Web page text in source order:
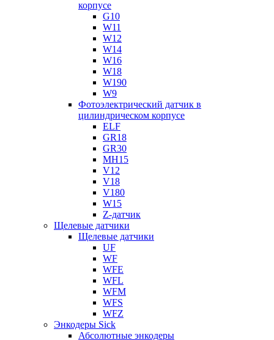
корпусе
G10
W11
W12
W14
W16
W18
W190
W9
Фотоэлектрический датчик в
цилиндрическом корпусе
ELF
GR18
GR30
MH15
V12
V18
V180
W15
Z-датчик
Щелевые датчики
Щелевые датчики
UF
WF
WFE
WFL
WFM
WFS
WFZ
Энкодеры Sick
Абсолютные энкодеры